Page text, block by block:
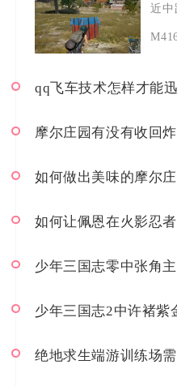
近中
qq飞车技术怎样才能
摩尔庄园有没有收回
如何做出美味的摩尔
如何让佩恩在火影忍
少年三国志2中许褚紫
绝地求生端游训练场